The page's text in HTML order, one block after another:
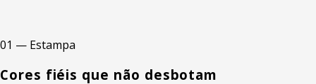
01 — Estampa
Cores fiéis que não desbotam